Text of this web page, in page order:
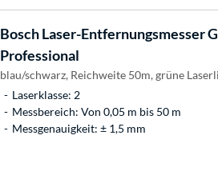
BoschLaser-Entfernungsmesser
Professional
blau/schwarz, Reichweite 50m, grüne
Laserklasse: 2
Messbereich: Von 0,05 m bis 50 m
Messgenauigkeit: ± 1,5 mm